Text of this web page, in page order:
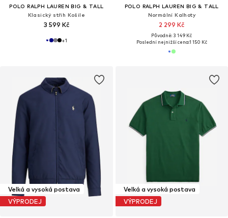
POLO RALPH LAUREN BIG & TALL
Klasický střih Košile
3 599 Kč
+1
POLO RALPH LAUREN BIG & TALL
Normální Kalhoty
2 299 Kč
Původně: 3 149 Kč
Poslední nejnižší cena:1 150 Kč
Velká a vysoká postava
VÝPRODEJ
Velká a vysoká postava
VÝPRODEJ